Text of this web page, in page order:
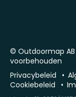
© Outdoormap
voorbehouden
Privacybeleid
Cookiebeleid